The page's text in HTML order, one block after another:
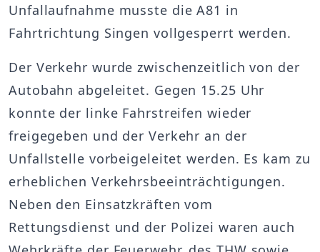
Unfallaufnahme musste die A81 in
Fahrtrichtung Singen vollgesperrt werden.
Der Verkehr wurde zwischenzeitlich von der
Autobahn abgeleitet. Gegen 15.25 Uhr
konnte der linke Fahrstreifen wieder
freigegeben und der Verkehr an der
Unfallstelle vorbeigeleitet werden. Es kam zu
erheblichen Verkehrsbeeinträchtigungen.
Neben den Einsatzkräften vom
Rettungsdienst und der Polizei waren auch